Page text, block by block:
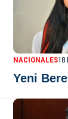
NACIONALES18
Yeni